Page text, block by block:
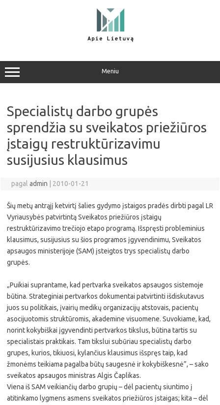
Meniu
Specialistų darbo grupės
sprendžia su sveikatos priežiūros
įstaigų restruktūrizavimu
susijusius klausimus
pagal admin 2010-01-21
Šių metų antrąjį ketvirtį šalies gydymo įstaigos pradės dirbti pagal LR
Vyriausybės patvirtintą Sveikatos priežiūros įstaigų
restruktūrizavimo trečiojo etapo programą. Išspręsti probleminius
klausimus, susijusius su šios programos įgyvendinimu, Sveikatos
apsaugos ministerijoje (SAM) įsteigtos trys specialistų darbo
grupės.
„Puikiai suprantame, kad pertvarka sveikatos apsaugos sistemoje
būtina. Strateginiai pertvarkos dokumentai patvirtinti išdiskutavus
juos su politikais, įvairių medikų organizacijų atstovais, pacientų
asocijuotomis struktūromis, akademine visuomene. Suvokiame, kad,
norint kokybiškai įgyvendinti pertvarkos tikslus, būtina tartis su
specialistais praktikais. Tam tikslui subūriau specialistų darbo
grupes, kurios, tikiuosi, kylančius klausimus išspręs taip, kad
žmonėms teikiama pagalba būtų saugesnė ir kokybiškesnė”, – sako
sveikatos apsaugos ministras Algis Čaplikas.
Viena iš SAM veikiančių darbo grupių – dėl pacientų siuntimo į
atitinkamo lygmens asmens sveikatos priežiūros įstaigas; kita – dėl